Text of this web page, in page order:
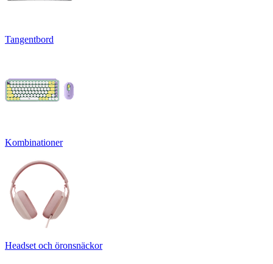
Tangentbord
Kombinationer
Headset och öronsnäckor